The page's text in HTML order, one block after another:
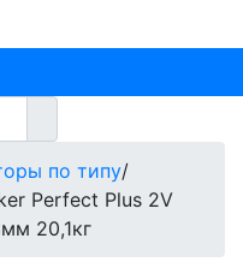
по типу/
Perfect Plus 2V
20,1кг